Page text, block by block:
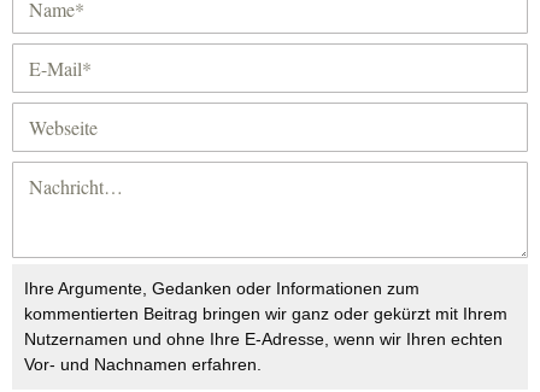
Ihre Argumente, Gedanken oder Informationen zum
kommentierten Beitrag bringen wir ganz oder gekürzt mit Ihrem
Nutzernamen und ohne Ihre E-Adresse, wenn wir Ihren echten
Vor- und Nachnamen erfahren.